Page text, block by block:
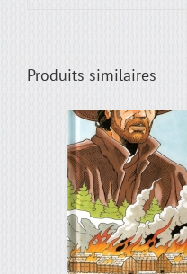
Produits similaires